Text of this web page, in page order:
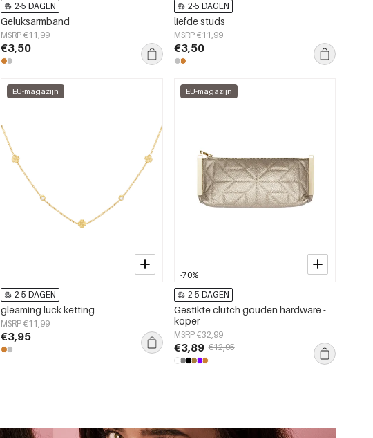
2-5 DAGEN
Geluksarmband
MSRP €11,99
€3,50
2-5 DAGEN
liefde studs
MSRP €11,99
€3,50
EU-magazijn
2-5 DAGEN
gleaming luck ketting
MSRP €11,99
€3,95
-70%
EU-magazijn
2-5 DAGEN
Gestikte clutch gouden hardware -
koper
MSRP €32,99
€3,89 €12,95